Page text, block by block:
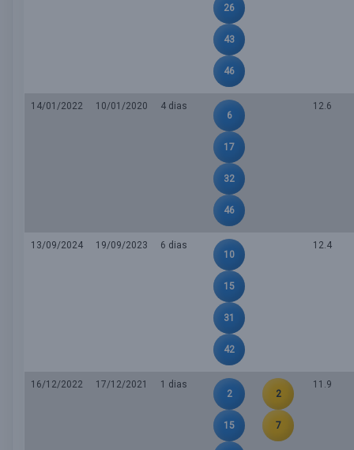
26
43
46
14/01/2022 10/01/2020
4 dias
6
17
32
46
12.6
13/09/2024 19/09/2023
6 dias
10
15
31
42
12.4
16/12/2022 17/12/2021
1 dias
2
15
2
7
11.9